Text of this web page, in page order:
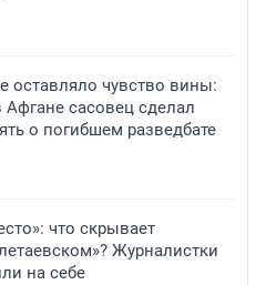
оставляло чувство вины:
сасовец сделал
о погибшем разведбате
что скрывает
Журналистки
на себе